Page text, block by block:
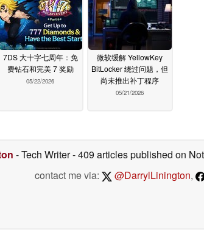
7DS 大十字七周年：免
费钻石和完美 7 奖励
05/22/2026
微软缓解 YellowKey
BitLocker 绕过问题，但
尚未推出补丁程序
05/21/2026
- Tech Writer- 409 articles published on
contact me via:
@DarrylLinington,